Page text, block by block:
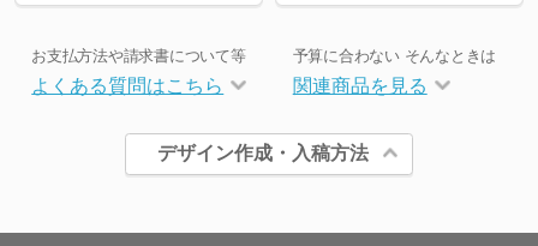
お支払方法や請求書について等
よくある質問はこちら
予算に合わない そんなときは
関連商品を見る
デザイン作成・入稿方法